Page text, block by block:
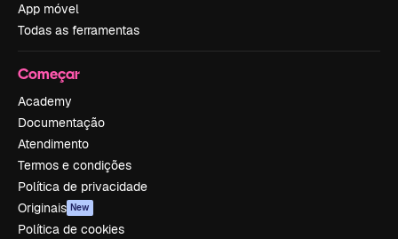
App móvel
Todas as ferramentas
Começar
Academy
Documentação
Atendimento
Termos e condições
Política de privacidade
Originais New
Política de cookies